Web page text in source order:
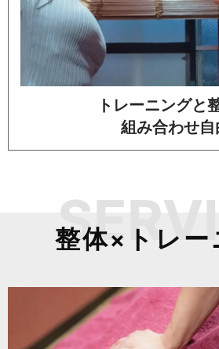
トレーニングと
組み合わせ自
整体×トレー